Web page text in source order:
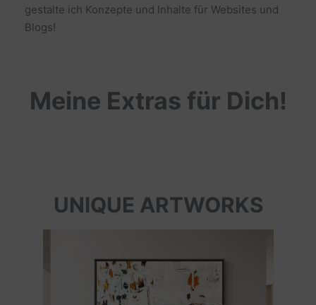
gestalte ich Konzepte und Inhalte für Websites und
Blogs!
Meine Extras für Dich!
UNIQUE ARTWORKS